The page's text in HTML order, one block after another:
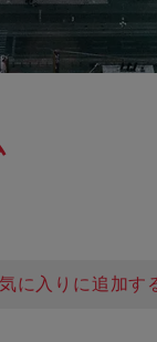
に入りに追加す